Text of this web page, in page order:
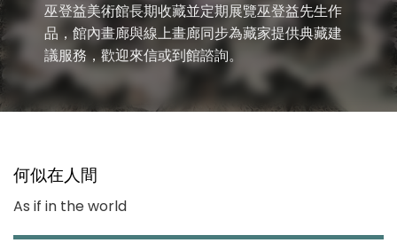
巫登益美術館長期收藏並定期展覽巫登益先生作
品，館內畫廊與線上畫廊同步為藏家提供典藏建
議服務，歡迎來信或到館諮詢。
何似在人間
As if in the world